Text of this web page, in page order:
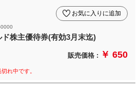
ド株主優待券(有効3月末迄)
お気に入りに追加
販売価格 : ￥ 650
れ中です。